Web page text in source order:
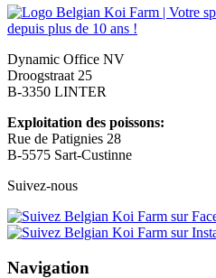
Dynamic Office NV
Droogstraat 25
B-3350 LINTER
Exploitation des poissons:
Rue de Patignies 28
B-5575 Sart-Custinne
Suivez-nous
Navigation